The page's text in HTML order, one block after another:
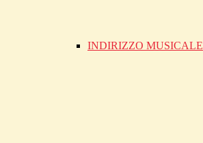
INDIRIZZO MUSICALE